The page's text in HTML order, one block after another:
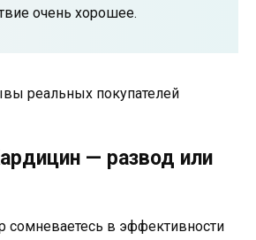
очень хорошее.
— развод или
сомневаетесь в эффективности